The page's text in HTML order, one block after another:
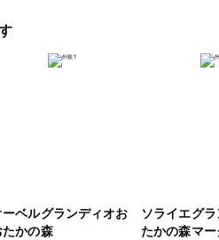
ーベルグランディオお
たかの森
ソライエグ
たかの森マ